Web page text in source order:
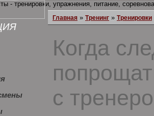
Главная » Тренинг » Тренировки
Когда
с